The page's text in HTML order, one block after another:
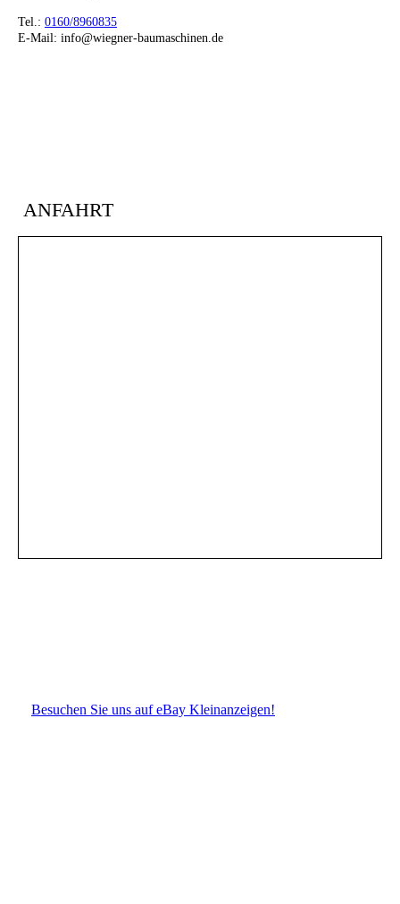
Tel.: 0160/8960835
E-Mail: info@wiegner-baumaschinen.de
ANFAHRT
Besuchen Sie uns auf eBay Kleinanzeigen!